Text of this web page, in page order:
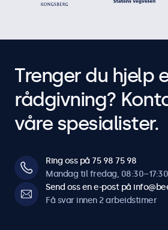
Trenger du hjelp
rådgivning?
våre spesialister.
Ring oss på 75 98 75 98
Mandag til fredag, 08:30–17:30
Send oss en e-post på
Få svar innen 2 arbeidstimer